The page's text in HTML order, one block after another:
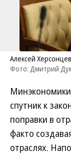
Алексей Херсонцев
Фото: Дмитрий
спутник к
поправки в
факто
отраслях.